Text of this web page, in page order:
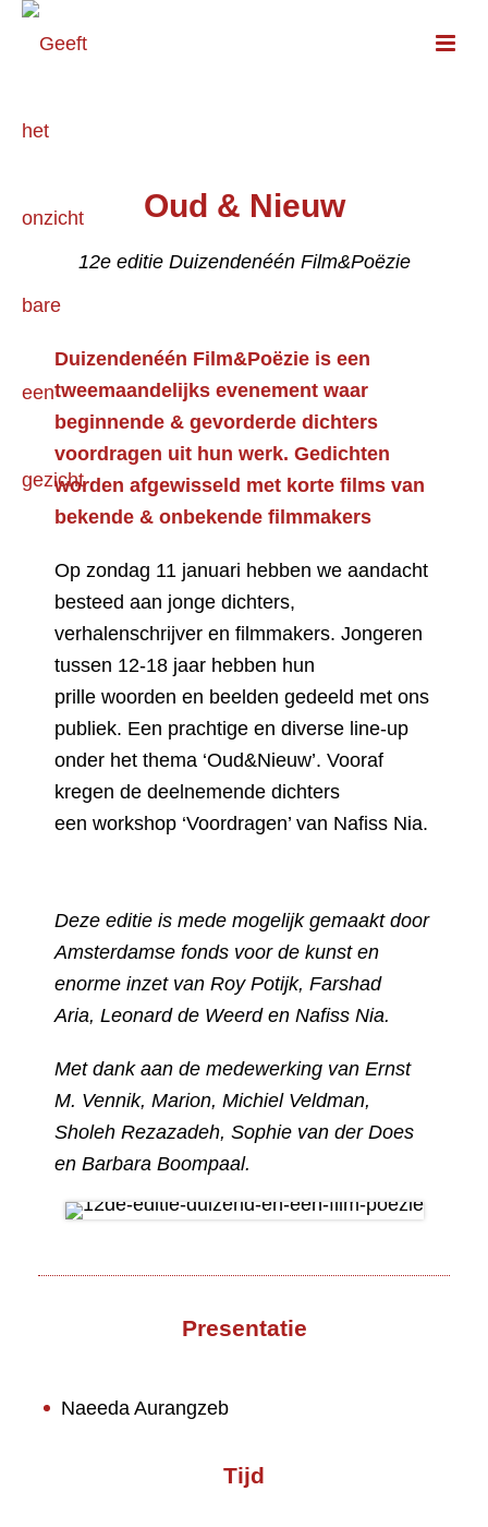
Oud & Nieuw
12e editie Duizendenéén Film&Poëzie
Duizendenéén Film&Poëzie is een
tweemaandelijks evenement waar
beginnende & gevorderde dichters
voordragen uit hun werk. Gedichten
worden afgewisseld met korte films van
bekende & onbekende filmmakers
Op zondag 11 januari hebben we aandacht
besteed aan jonge dichters,
verhalenschrijver en filmmakers. Jongeren
tussen 12-18 jaar hebben hun
prille woorden en beelden gedeeld met ons
publiek. Een prachtige en diverse line-up
onder het thema ‘Oud&Nieuw’. Vooraf
kregen de deelnemende dichters
een workshop ‘Voordragen’ van Nafiss Nia.
Deze editie is mede mogelijk gemaakt door
Amsterdamse fonds voor de kunst en
enorme inzet van Roy Potijk, Farshad
Aria, Leonard de Weerd en Nafiss Nia.
Met dank aan de medewerking van Ernst
M. Vennik, Marion, Michiel Veldman,
Sholeh Rezazadeh, Sophie van der Does
en Barbara Boompaal.
Presentatie
Naeeda Aurangzeb
Tijd